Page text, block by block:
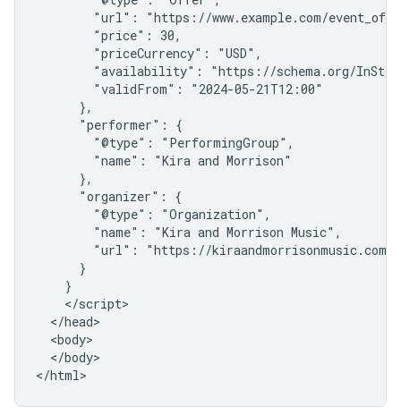
"url": "https://www.example.com/
        "price": 30,
        "priceCurrency": "USD",
"availability": "https://schema.org/
        "validFrom": "2024-05-21T12:00"
      },
      "performer": {
        "@type": "PerformingGroup",
        "name": "Kira and Morrison"
      },
      "organizer": {
        "@type": "Organization",
        "name": "Kira and Morrison Music",
        "url": "https://kiraandmorrisonmusic.com"
      }
    }
    </script>
  </head>
  <body>
  </body>
</html>